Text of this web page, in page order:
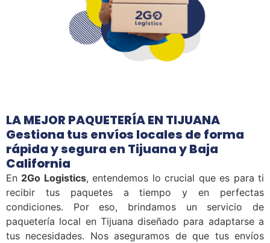
LA MEJOR PAQUETERÍA EN TIJUANA
Gestiona tus envíos locales de forma
rápida y segura en Tijuana y Baja
California
En 2Go Logistics, entendemos lo crucial que es para ti
recibir tus paquetes a tiempo y en perfectas
condiciones. Por eso, brindamos un servicio de
paquetería local en Tijuana diseñado para adaptarse a
tus necesidades. Nos aseguramos de que tus envíos